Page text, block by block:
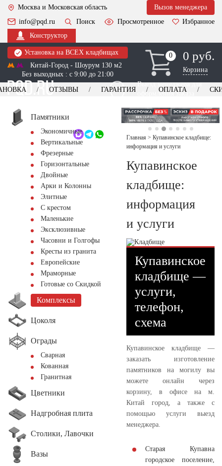
Москва и Московская область
Вызов менеджера
info@pqd.ru
Поиск Просмотренное
Избранное
Конструктор
Установка на ВСЕХ кладбищах
Китай-Город - Шоурум 130 м2
Без выходных : с 9:00 до 21:00
0
0 0 руб.
Корзина
Выезд менеджера для
оформления заказа
+7 (495) 518-44-23
Обратный звонок
ОТЗЫВЫ ГАРАНТИЯ ОПЛАТА
Памятники
Экономичные
Вертикальные
Фрезерные
Горизонтальные
Двойные
Арки и Колонны
Элитные
С крестом
Маленькие
Эксклюзивные
Часовни и Голгофы
Кресты из гранита
Европейские
Мраморные
Готовые со Скидкой
Комплексы
Цоколя
Ограды
Сварная
Кованная
Гранитная
Цветники
Надгробная плита
Столики, Лавочки
Вазы
Главная > Купавинское кладбище:
информация и услуги
Купавинское
кладбище:
информация
и услуги
Купавинское
кладбище —
услуги,
телефон,
схема
Купавинское кладбище —
заказать изготовление
памятников на могилу вы
можете онлайн через
корзину, в офисе на м.
Китай город, а также с
помощью услуги выезд
менеджера.
Старая Купавна
городское поселение,